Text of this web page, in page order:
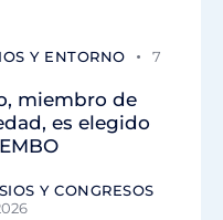
Y ENTORNO
7
miembro de
es elegido
Y CONGRESOS